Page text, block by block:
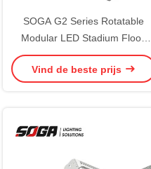
SOGA G2 Series Rotatable
Modular LED Stadium Flood
Light
Vind de beste prijs